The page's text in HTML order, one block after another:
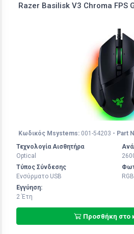
Razer Basilisk V3 Chroma FPS
Κωδικός Msystems: 001-54203 - Part
Τεχνολογία Αισθητήρα
Optical
Τύπος Σύνδεσης
Ενσύρματο USB
Εγγύηση:
2 Έτη
Προσθήκη στο